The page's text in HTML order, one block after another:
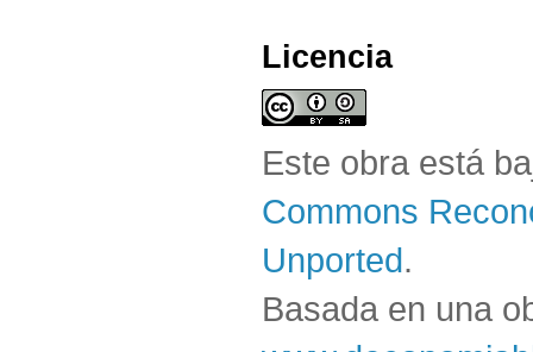
Licencia
Este obra está
Commons
Unported.
Basada en una